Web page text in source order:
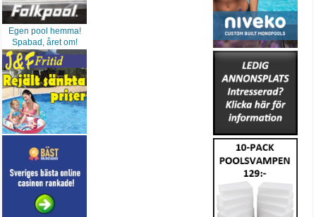
Egen pool hemma!
Spabad, året om!